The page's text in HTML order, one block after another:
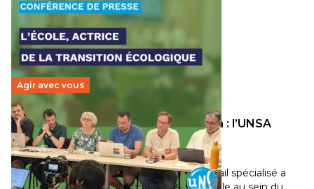
Agir avec vous
Transition écologique de l’éducation : l’UNSA
Éducation fait bouger les lignes
30 juin 2026-National
Pendant plusieurs mois, un groupe de travail spécialisé a